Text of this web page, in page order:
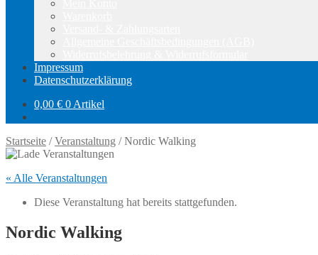
Impressum
Datenschutzerklärung
0,00 € 0 Artikel
Startseite /Veranstaltung /Nordic Walking
« Alle Veranstaltungen
Diese Veranstaltung hat bereits stattgefunden.
Nordic Walking